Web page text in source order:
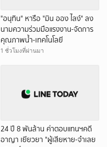
"อนุทิน" หารือ "มิน ออง ไลง์" ลง
นามความร่วมมือแรงงาน-จัดการ
คุณภาพน้ำ-เทคโนโลยี
1 ชั่วโมงที่ผ่านมา
24 ปี 8 พันล้าน ค่าตอบแทนฯคดี
อาญา เยียวยา "ผู้เสียหาย-จำเลย